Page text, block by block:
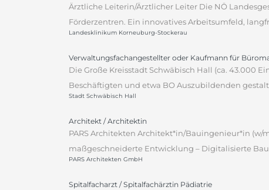
Ärztliche Leiterin/Ärztlicher Leiter Die NÖ
Förderzentren. Ein innovatives Arbeitsumfeld,
Landesklinikum Korneuburg-Stockerau
Verwaltungsfachangestellter oder Kaufmann für
Die Große Kreisstadt Schwäbisch Hall (ca.
Beschäftigten und etwa BO Auszubildenden
Stadt Schwäbisch Hall
Architekt / Architektin
PARS Architekten Architekt*in/Bauingenieur*in (w/
maßgeschneiderte Entwicklung – Digitalisierte
PARS Architekten GmbH
Spitalfacharzt / Spitalfachärztin Pädiatrie